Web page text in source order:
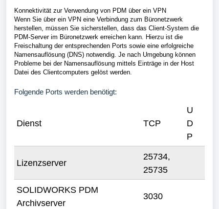
Konnektivität zur Verwendung von PDM über ein VPN
Wenn Sie über ein VPN eine Verbindung zum Büronetzwerk
herstellen, müssen Sie sicherstellen, dass das Client-System die
PDM-Server im Büronetzwerk erreichen kann. Hierzu ist die
Freischaltung der entsprechenden Ports sowie eine erfolgreiche
Namensauflösung (DNS) notwendig. Je nach Umgebung können
Probleme bei der Namensauflösung mittels Einträge in der Host
Datei des Clientcomputers gelöst werden.
Folgende Ports werden benötigt:
Dienst TCP
U
D
P
Lizenzserver
25734,
25735
SOLIDWORKS PDM
Archivserver
3030